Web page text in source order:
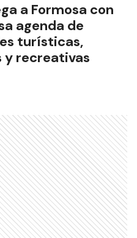
a Formosa con
agenda de
turísticas,
y recreativas